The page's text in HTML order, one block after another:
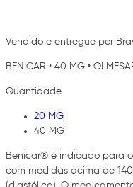
Vendido e entregue por
BENICAR • 40 MG •
Quantidade
20 MG
40 MG
Benicar® é indicado para
com medidas acima de